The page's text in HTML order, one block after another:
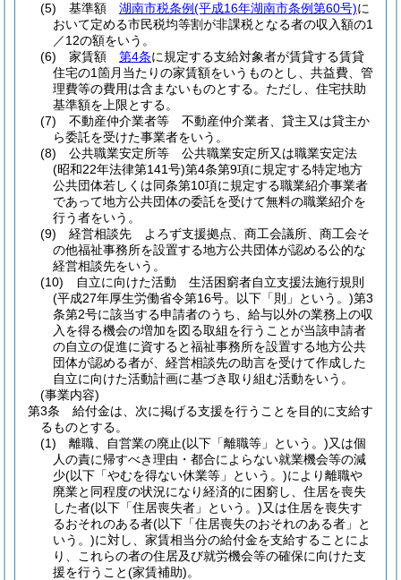
(5)
基準額 湖南市税条例(平成16年湖南市条例第60号)に
おいて定める市民税均等割が非課税となる者の収入額の1
／12の額をいう。
(6)
家賃額 第4条に規定する支給対象者が賃貸する賃貸
住宅の1箇月当たりの家賃額をいうものとし、共益費、管
理費等の費用は含まないものとする。 ただし、住宅扶助
基準額を上限とする。
(7)
不動産仲介業者等 不動産仲介業者、貸主又は貸主か
ら委託を受けた事業者をいう。
(8)
公共職業安定所等 公共職業安定所又は職業安定法
(昭和22年法律第141号)第4条第9項に規定する特定地方
公共団体若しくは同条第10項に規定する職業紹介事業者
であって地方公共団体の委託を受けて無料の職業紹介を
行う者をいう。
(9)
経営相談先 よろず支援拠点、商工会議所、商工会そ
の他福祉事務所を設置する地方公共団体が認める公的な
経営相談先をいう。
(10)
自立に向けた活動 生活困窮者自立支援法施行規則
(平成27年厚生労働省令第16号。以下「則」という。)第3
条第2号に該当する申請者のうち、給与以外の業務上の収
入を得る機会の増加を図る取組を行うことが当該申請者
の自立の促進に資すると福祉事務所を設置する地方公共
団体が認める者が、経営相談先の助言を受けて作成した
自立に向けた活動計画に基づき取り組む活動をいう。
(事業内容)
第3条
給付金は、次に掲げる支援を行うことを目的に支給す
るものとする。
(1)
離職、自営業の廃止(以下「離職等」という。)又は個
人の責に帰すべき理由・都合によらない就業機会等の減
少(以下「やむを得ない休業等」という。)により離職や
廃業と同程度の状況になり経済的に困窮し、住居を喪失
した者(以下「住居喪失者」という。)又は住居を喪失す
るおそれのある者(以下「住居喪失のおそれのある者」と
いう。)に対し、家賃相当分の給付金を支給することによ
り、これらの者の住居及び就労機会等の確保に向けた支
援を行うこと(家賃補助)。